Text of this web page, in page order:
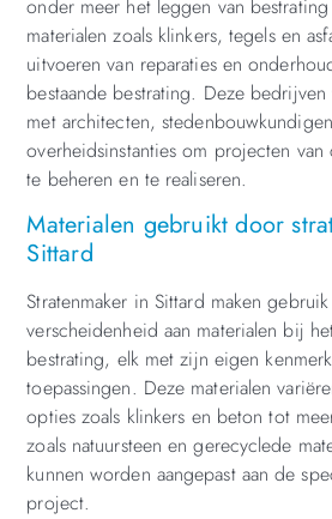
onder meer het leggen van
materialen zoals klinkers, tegels en
uitvoeren van reparaties en
bestaande bestrating. Deze bedrijven
met architecten,
overheidsinstanties om projecten
te beheren en te realiseren.
Materialen gebruikt door
Sittard
Stratenmaker in Sittard maken
verscheidenheid aan materialen bij
bestrating, elk met zijn eigen
toepassingen. Deze materialen
opties zoals klinkers en beton tot
zoals natuursteen en gerecyclede
kunnen worden aangepast aan de
project.